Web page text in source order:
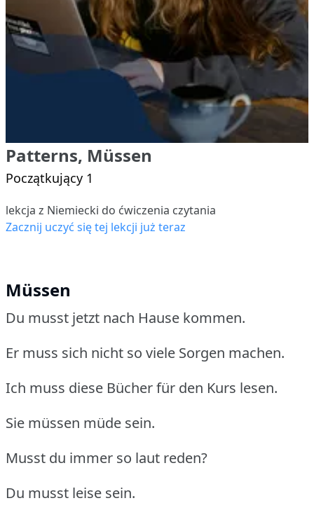
Patterns, Müssen
Początkujący 1
lekcja z Niemiecki do ćwiczenia czytania
Zacznij uczyć się tej lekcji już teraz
Müssen
Du musst jetzt nach Hause kommen.
Er muss sich nicht so viele Sorgen machen.
Ich muss diese Bücher für den Kurs lesen.
Sie müssen müde sein.
Musst du immer so laut reden?
Du musst leise sein.